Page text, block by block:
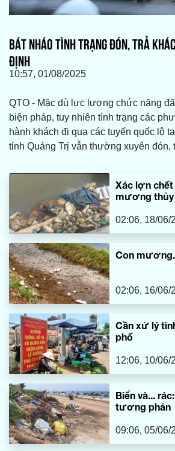
BÁT NHÁO TÌNH TRẠNG ĐÓN, TRẢ
ĐỊNH
10:57, 01/08/2025
QTO - Mặc dù lực lượng chức năng
biện pháp, tuy nhiên tình trạng các
hành khách đi qua các tuyến quốc lộ
tỉnh Quảng Trị vẫn thường xuyên đón,
Xác lợn
mương
02:06, 18/06/
Con
02:06, 16/06/
Cần xử lý
phố
12:06, 10/06/
Biển và...
tương phản
09:06, 05/06/